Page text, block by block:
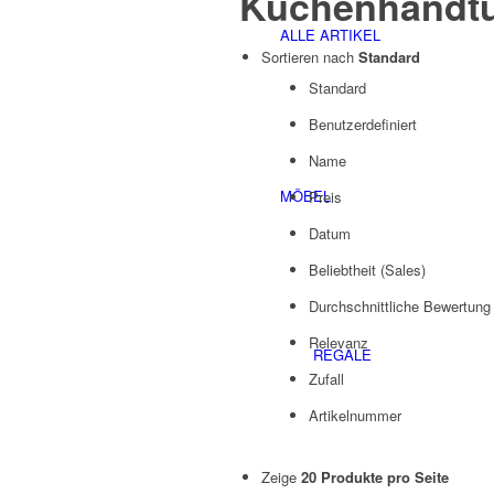
ALLE ARTIKEL
MÖBEL
REGALE
Sortieren nach Standard
Standard
Benutzerdefiniert
Name
Preis
Datum
Beliebtheit (Sales)
Durchschnittliche Bewertung
Relevanz
Zufall
Artikelnummer
Zeige 20 Produkte pro Seite